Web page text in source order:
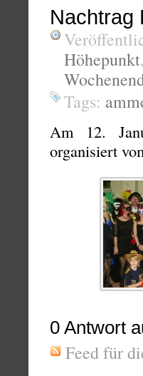
Nachtrag
Höhepunkt,
Tags:
Am 12.
organisiert
0 Antwort
Feed für